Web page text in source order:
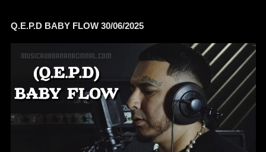
Q.E.P.D BABY FLOW 30/06/2025